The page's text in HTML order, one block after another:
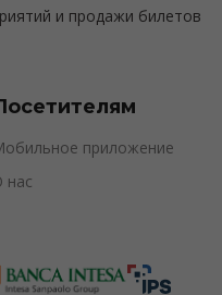
и продажи билетов
приложение
нас